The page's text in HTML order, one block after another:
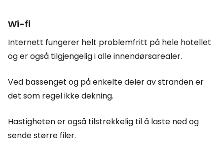
Wi-fi
Internett fungerer helt problemfritt på hele hotellet
og er også tilgjengelig i alle innendørsarealer.
Ved bassenget og på enkelte deler av stranden er
det som regel ikke dekning.
Hastigheten er også tilstrekkelig til å laste ned og
sende større filer.